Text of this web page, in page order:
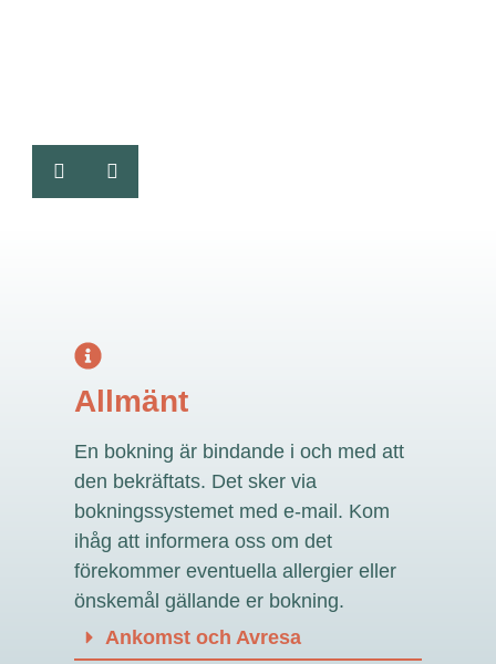
Allmänt
En bokning är bindande i och med att
den bekräftats. Det sker via
bokningssystemet med e-mail. Kom
ihåg att informera oss om det
förekommer eventuella allergier eller
önskemål gällande er bokning.
Ankomst och Avresa